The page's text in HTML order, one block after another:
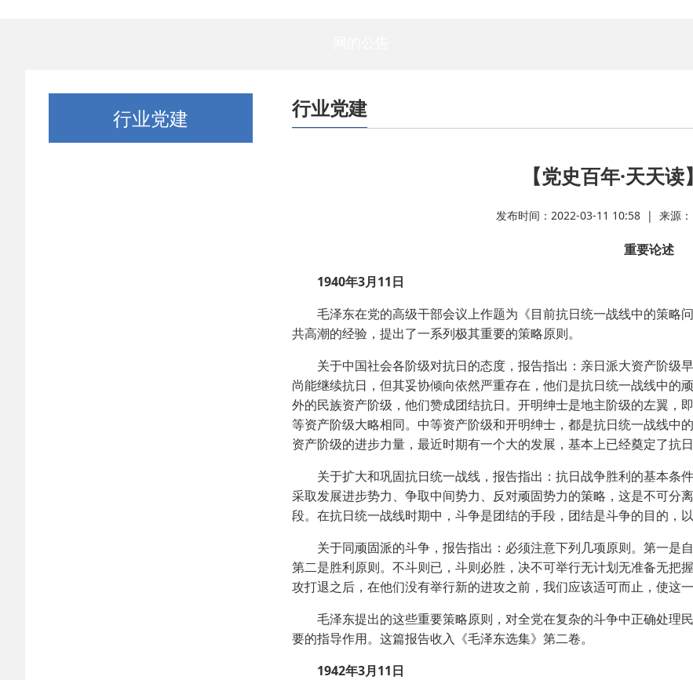
行业党建 行业党建
【党史百年·天天
发布时间：2022-03-11 10:58 | 来源
重要论述
1940年3月11日
毛泽东在党的高级干部会议上作题为《目前抗日统一战线中的策略
共高潮的经验，提出了一系列极其重要的策略原则。
关于中国社会各阶级对抗日的态度，报告指出：亲日派大资产阶级
尚能继续抗日，但其妥协倾向依然严重存在，他们是抗日统一战线中的
外的民族资产阶级，他们赞成团结抗日。开明绅士是地主阶级的左翼，
等资产阶级大略相同。中等资产阶级和开明绅士，都是抗日统一战线中
资产阶级的进步力量，最近时期有一个大的发展，基本上已经奠定了抗
关于扩大和巩固抗日统一战线，报告指出：抗日战争胜利的基本条
采取发展进步势力、争取中间势力、反对顽固势力的策略，这是不可分
段。在抗日统一战线时期中，斗争是团结的手段，团结是斗争的目的，
关于同顽固派的斗争，报告指出：必须注意下列几项原则。第一是自
第二是胜利原则。不斗则已，斗则必胜，决不可举行无计划无准备无把
攻打退之后，在他们没有举行新的进攻之前，我们应该适可而止，使这
毛泽东提出的这些重要策略原则，对全党在复杂的斗争中正确处理
要的指导作用。这篇报告收入《毛泽东选集》第二卷。
1942年3月11日